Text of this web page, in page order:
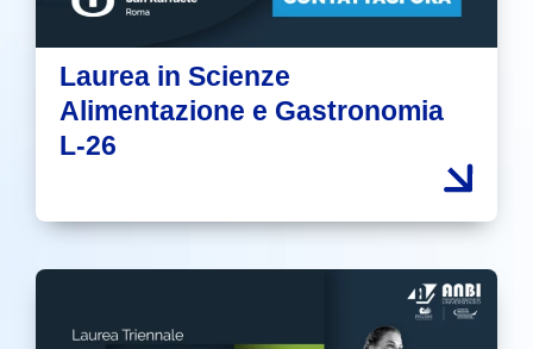
Laurea in Scienze
Alimentazione e Gastronomia
L-26